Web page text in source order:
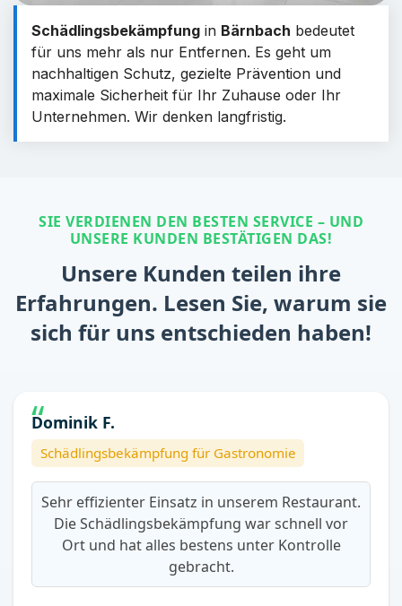
Schädlingsbekämpfung in Bärnbach bedeutet
für uns mehr als nur Entfernen. Es geht um
nachhaltigen Schutz, gezielte Prävention und
maximale Sicherheit für Ihr Zuhause oder Ihr
Unternehmen. Wir denken langfristig.
SIE VERDIENEN DEN BESTEN SERVICE – UND
UNSERE KUNDEN BESTÄTIGEN DAS!
Unsere Kunden teilen ihre
Erfahrungen. Lesen Sie, warum sie
sich für uns entschieden haben!
Dominik F.
Schädlingsbekämpfung für Gastronomie
Sehr effizienter Einsatz in unserem Restaurant.
Die Schädlingsbekämpfung war schnell vor
Ort und hat alles bestens unter Kontrolle
gebracht.